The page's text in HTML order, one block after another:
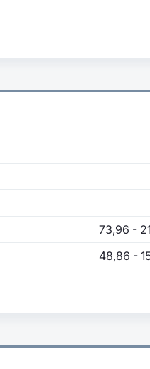
73,96 -
48,86 -